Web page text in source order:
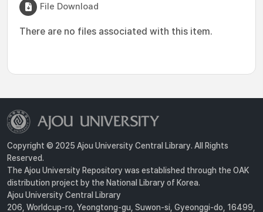
File Download
There are no files associated with this item.
Copyright © 2025 Ajou University Central Library. All Rights
Reserved.
The Ajou University Repository was established through the OAK
distribution project by the National Library of Korea.
Ajou University Central Library
206, Worldcup-ro, Yeongtong-gu, Suwon-si, Gyeonggi-do, 16499,